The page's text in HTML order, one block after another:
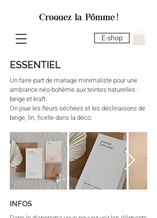
E-shop
ESSENTIEL
Un faire-part de mariage minimaliste pour une
ambiance néo-bohème aux teintes naturelles :
beige et kraft.
On joue les fleurs séchées et les déclinaisons de
beige, lin, ficelle dans la déco.
INFOS